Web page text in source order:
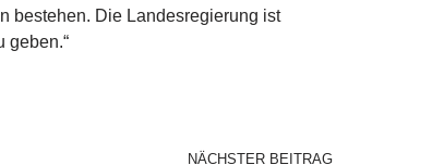
bestehen. Die Landesregierung ist
geben.“
NÄCHSTER BEITRAG